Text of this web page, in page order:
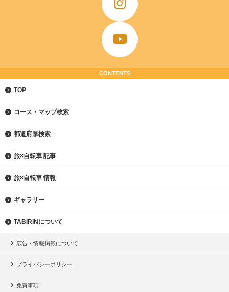
CONTENTS
TOP
コース・マップ検索
都道府県検索
旅×自転車 記事
旅×自転車 情報
ギャラリー
TABIRINについて
広告・情報掲載について
プライバシーポリシー
免責事項